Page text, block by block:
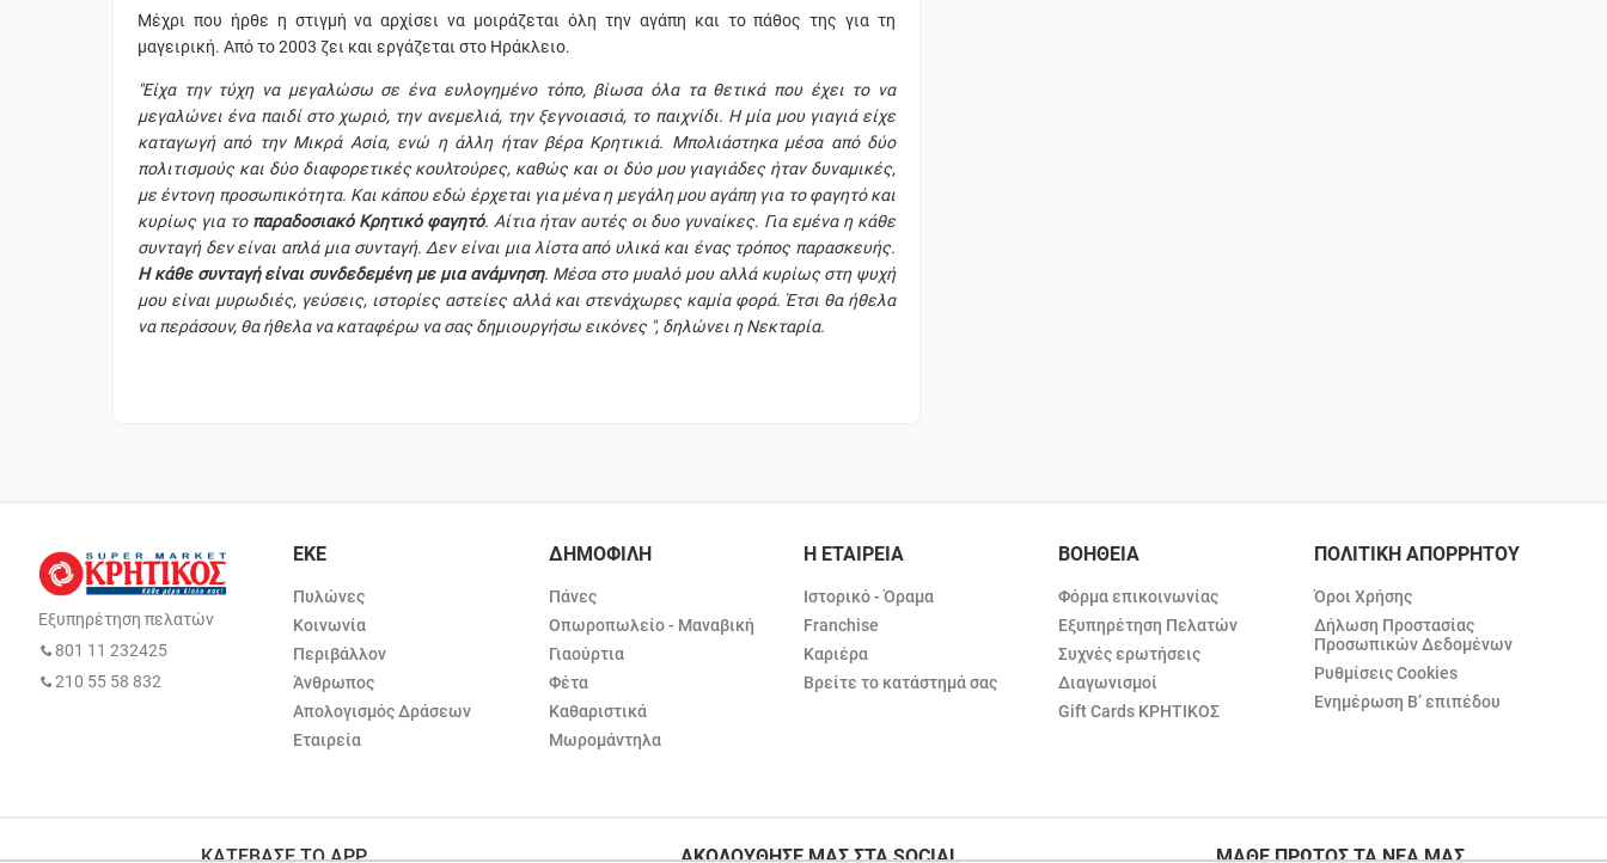
Μέχρι που ήρθε η στιγμή να αρχίσει να μοιράζεται όλη την αγάπη και το πάθος της για τη
μαγειρική. Από το 2003 ζει και εργάζεται στο Ηράκλειο.
"Είχα την τύχη να μεγαλώσω σε ένα ευλογημένο τόπο, βίωσα όλα τα θετικά που έχει το να
μεγαλώνει ένα παιδί στο χωριό, την ανεμελιά, την ξεγνοιασιά, το παιχνίδι. Η μία μου γιαγιά είχε
καταγωγή από την Μικρά Ασία, ενώ η άλλη ήταν βέρα Κρητικιά. Μπολιάστηκα μέσα από δύο
πολιτισμούς και δύο διαφορετικές κουλτούρες, καθώς και οι δύο μου γιαγιάδες ήταν δυναμικές,
με έντονη προσωπικότητα. Και κάπου εδώ έρχεται για μένα η μεγάλη μου αγάπη για το φαγητό και
κυρίως για το παραδοσιακό Κρητικό φαγητό. Αίτια ήταν αυτές οι δυο γυναίκες. Για εμένα η κάθε
συνταγή δεν είναι απλά μια συνταγή. Δεν είναι μια λίστα από υλικά και ένας τρόπος παρασκευής.
Η κάθε συνταγή είναι συνδεδεμένη με μια ανάμνηση. Μέσα στο μυαλό μου αλλά κυρίως στη ψυχή
μου είναι μυρωδιές, γεύσεις, ιστορίες αστείες αλλά και στενάχωρες καμία φορά. Έτσι θα ήθελα
να περάσουν, θα ήθελα να καταφέρω να σας δημιουργήσω εικόνες ", δηλώνει η Νεκταρία.
Εξυπηρέτηση πελατών
801 11 232425
210 55 58 832
ΕΚΕ
Πυλώνες
Κοινωνία
Περιβάλλον
Άνθρωπος
Απολογισμός Δράσεων
Εταιρεία
ΔΗΜΟΦΙΛΗ
Πάνες
Οπωροπωλείο - Μαναβική
Γιαούρτια
Φέτα
Καθαριστικά
Μωρομάντηλα
Η ΕΤΑΙΡΕΙΑ
Ιστορικό - Όραμα
Franchise
Καριέρα
Βρείτε το κατάστημά σας
ΒΟΗΘΕΙΑ
Φόρμα επικοινωνίας
Εξυπηρέτηση Πελατών
Συχνές ερωτήσεις
Διαγωνισμοί
Gift Cards ΚΡΗΤΙΚΟΣ
ΠΟΛΙΤΙΚΗ ΑΠΟΡΡΗΤΟΥ
Όροι Χρήσης
Δήλωση Προστασίας
Προσωπικών Δεδομένων
Ρυθμίσεις Cookies
Ενημέρωση Β’ επιπέδου
ΚΑΤΕΒΑΣΕ ΤΟ APP ΑΚΟΛΟΥΘΗΣΕ ΜΑΣ ΣΤΑ SOCIAL ΜΑΘΕ ΠΡΩΤΟΣ ΤΑ ΝΕΑ ΜΑΣ